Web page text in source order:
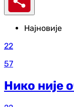
Најновије
22
57
Нико није